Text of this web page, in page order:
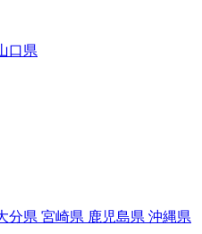
口県
分県 宮崎県 鹿児島県 沖縄県